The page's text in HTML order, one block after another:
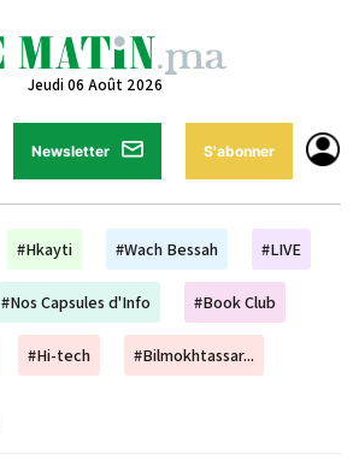
Jeudi 06 Août 2026
Newsletter S'abonner
#Hkayti #Wach Bessah #LIVE
#Nos Capsules d'Info #Book Club
#Hi-tech #Bilmokhtassar...